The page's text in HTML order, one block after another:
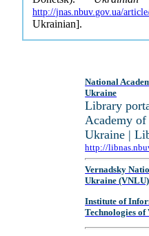
http://jnas.nbuv.gov.ua/
Ukrainian].
National
Ukraine
Library
Academy of
Ukraine |
http://
Vernadsky
Ukraine (VNLU)
Institute of
Technologies of